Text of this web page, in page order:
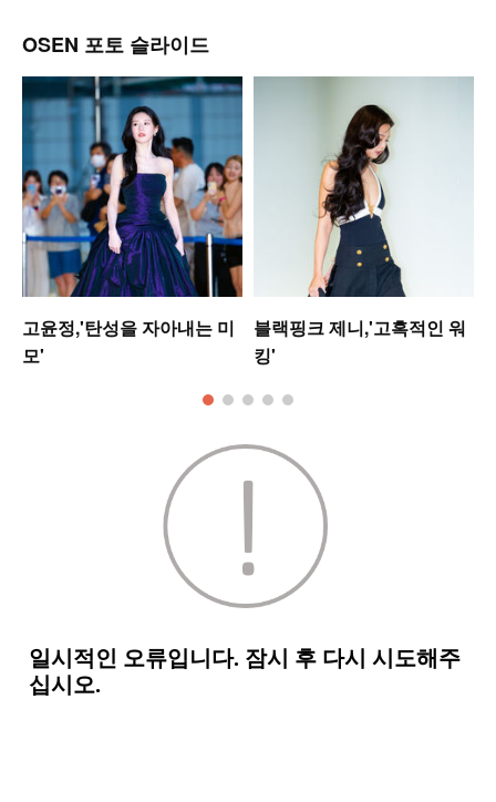
OSEN 포토 슬라이드
고윤정,'탄성을 자아내는 미
모'
블랙핑크 제니,'고혹적인 워
킹'